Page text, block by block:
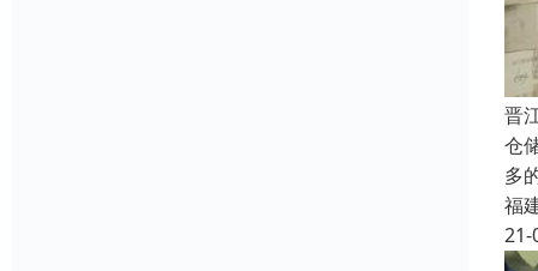
晋
仓
多
福
21-